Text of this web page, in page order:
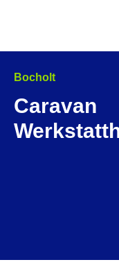
Bocholt
Caravan